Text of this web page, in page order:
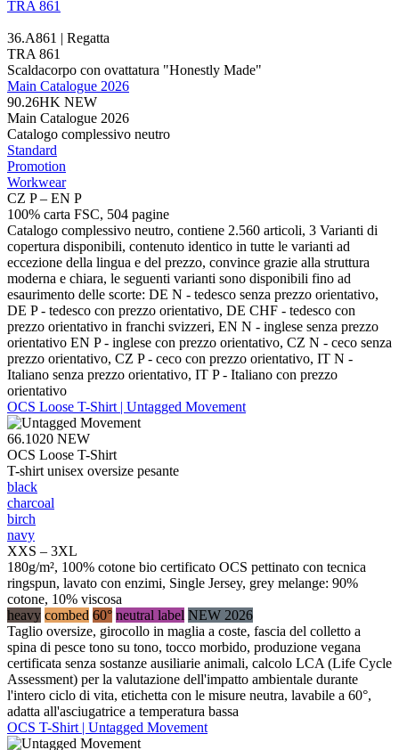
TRA 861
36.A861 | Regatta
TRA 861
Scaldacorpo con ovattatura "Honestly Made"
Main Catalogue 2026
90.26HK NEW
Main Catalogue 2026
Catalogo complessivo neutro
Standard
Promotion
Workwear
CZ P – EN P
100% carta FSC, 504 pagine
Catalogo complessivo neutro, contiene 2.560 articoli, 3 Varianti di
copertura disponibili, contenuto identico in tutte le varianti ad
eccezione della lingua e del prezzo, convince grazie alla struttura
moderna e chiara, le seguenti varianti sono disponibili fino ad
esaurimento delle scorte: DE N - tedesco senza prezzo orientativo,
DE P - tedesco con prezzo orientativo, DE CHF - tedesco con
prezzo orientativo in franchi svizzeri, EN N - inglese senza prezzo
orientativo EN P - inglese con prezzo orientativo, CZ N - ceco senza
prezzo orientativo, CZ P - ceco con prezzo orientativo, IT N -
Italiano senza prezzo orientativo, IT P - Italiano con prezzo
orientativo
OCS Loose T-Shirt | Untagged Movement
66.1020 NEW
OCS Loose T-Shirt
T-shirt unisex oversize pesante
black
charcoal
birch
navy
XXS – 3XL
180g/m², 100% cotone bio certificato OCS pettinato con tecnica
ringspun, lavato con enzimi, Single Jersey, grey melange: 90%
cotone, 10% viscosa
heavy combed 60° neutral label NEW 2026
Taglio oversize, girocollo in maglia a coste, fascia del colletto a
spina di pesce tono su tono, tocco morbido, produzione vegana
certificata senza sostanze ausiliarie animali, calcolo LCA (Life Cycle
Assessment) per la valutazione dell'impatto ambientale durante
l'intero ciclo di vita, etichetta con le misure neutra, lavabile a 60°,
adatta all'asciugatrice a temperatura bassa
OCS T-Shirt | Untagged Movement